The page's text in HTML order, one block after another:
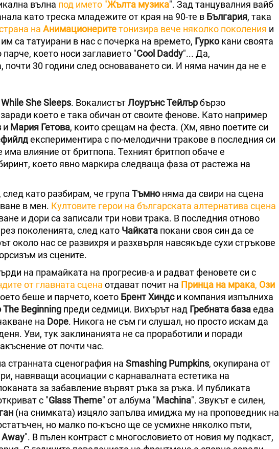
вълна под името "Жълта музика". Зад танцувалния вайб
като треска младежите от края на 90-те в България, така
на Анимационеритетонизира вече няколко поколения и
са татуирани в нас с почерка на времето, Гуркокани своята
което носи заглавието "Cool Daddy"... Да,
почти 30 години след основаването си. И няма начин да не е
While She Sleeps. ВокалистътЛоурънс Тейлърбързо
което е така обичан от своите фенове. Като например
и Мария Гетова, които срещам на феста. (Хм, явно поетите си
експериментира с по-мелодични тракове в последния си
има влияние от бритпопа. Техният бритпоп обаче е
което явно маркира следваща фаза от растежа на
след като разбирам, че група Тъмноняма да свири на сцена
в мен. Култовите герои на българската алтернатива сцена
и дори са записали три нови трака. В последния отново
поколенията, след като Чайката покани своя син да се
около нас се развихря и разхвърля навсякъде сухи стръкове
из сцените.
на прамайката на прогресив-а и радват феновете си с
от главната сцена отдават почит на Принца на мрака, Ози
беше и парчето, което Брент Хиндси компания изпълниха
The Beginning преди седмици. Вихърът над Гребната базаедва
на Dope. Никога не съм ги слушал, но просто искам да
Уви, тук заклинанията не са проработили и поради
от почти час.
странната сценография на Smashing Pumpkins, окупирана от
навяващи асоциации с карнавалната естетика на
за забавление вървят ръка за ръка. И публиката
с "Glass Theme" от албума "Machina". Звукът е силен,
(на снимката) изцяло запълва имиджа му на проповедник на
но малко по-късно ще се усмихне няколко пъти,
Away". В пълен контраст с многословието от новия му подкаст,